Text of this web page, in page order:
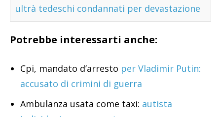
ultrà tedeschi condannati per devastazione
Potrebbe interessarti anche:
Cpi, mandato d’arresto per Vladimir Putin:
accusato di crimini di guerra
Ambulanza usata come taxi: autista